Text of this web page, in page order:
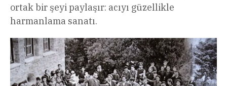
ortak bir şeyi paylaşır: acıyı güzellikle
harmanlama sanatı.